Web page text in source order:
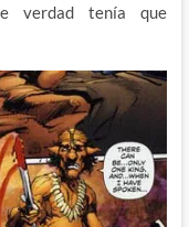
verdad tenía que